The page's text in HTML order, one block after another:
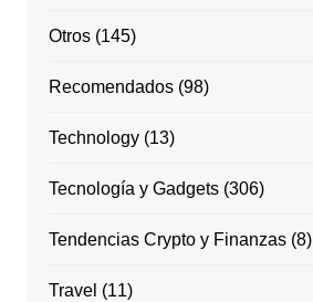
Otros(145)
Recomendados(98)
Technology(13)
Tecnología y Gadgets(306)
Tendencias Crypto y Finanzas(8)
Travel (11)